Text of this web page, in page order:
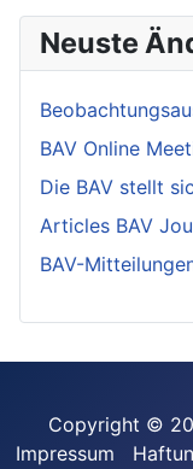
Neuste
BAV Online
Die BAV stellt
Articles BAV
BAV-
Copyright ©
Impressum